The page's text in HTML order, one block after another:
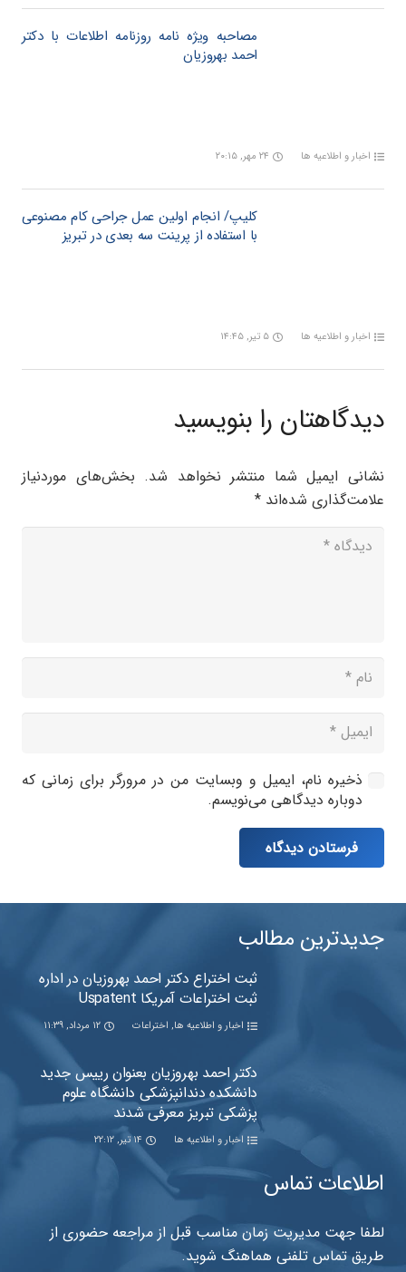
مصاحبه ویژه نامه روزنامه اطلاعات با دکتر
احمد بهروزیان
اخبار و اطلاعیه ها ۲۴ مهر, ۲۰:۱۵
کلیپ/ انجام اولین عمل جراحی کام مصنوعی
با استفاده از پرینت سه بعدی در تبریز
اخبار و اطلاعیه ها ۵ تیر, ۱۴:۴۵
دیدگاهتان را بنویسید
نشانی ایمیل شما منتشر نخواهد شد. بخش‌های موردنیاز
علامت‌گذاری شده‌اند *
ذخیره نام، ایمیل و وبسایت من در مرورگر برای زمانی که
دوباره دیدگاهی می‌نویسم.
فرستادن دیدگاه
جدیدترین مطالب
ثبت اختراع دکتر احمد بهروزیان در اداره
ثبت اختراعات آمریکا Uspatent
اخبار و اطلاعیه ها, اختراعات ۱۲ مرداد, ۱۱:۳۹
دکتر احمد بهروزیان بعنوان رییس جدید
دانشکده دندانپزشکی دانشگاه علوم
پزشکی تبریز معرفی شدند
اخبار و اطلاعیه ها ۱۴ تیر, ۲۲:۱۲
اطلاعات تماس
لطفا جهت مدیریت زمان مناسب قبل از مراجعه حضوری از
طریق تماس تلفنی هماهنگ شوید.